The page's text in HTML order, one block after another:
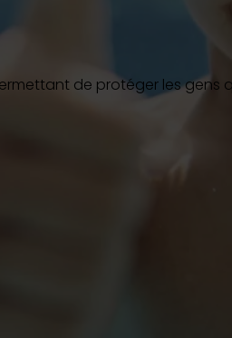
de protéger les gens